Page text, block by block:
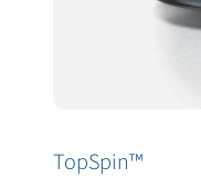
TopSpin™